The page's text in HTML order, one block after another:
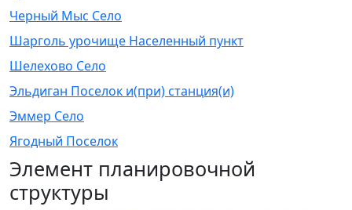
Черный Мыс Село
Шарголь урочище Населенный пункт
Шелехово Село
Эльдиган Поселок и(при) станция(и)
Эммер Село
Ягодный Поселок
Элемент планировочной
структуры